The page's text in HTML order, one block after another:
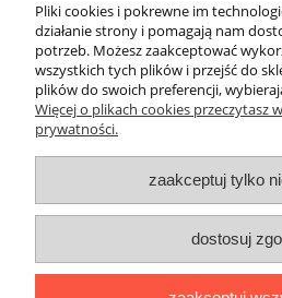
Płatności i
Informacje
O nas
Helium
Pliki cookies i pokrewne im
działanie strony i pomagają nam
potrzeb. Możesz zaakceptować
wszystkich tych plików i przejść do
plików do swoich preferencji,
Więcej o plikach cookies przeczytasz
prywatności.
zaakceptuj tylko
dostosuj